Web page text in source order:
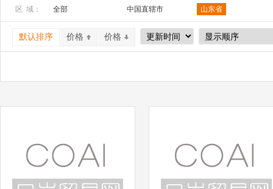
区 域： 全部 中国直辖市
山东省
广西
辽宁省
吉林省
宁夏
四川省 贵州省
默认排序 价格 价格